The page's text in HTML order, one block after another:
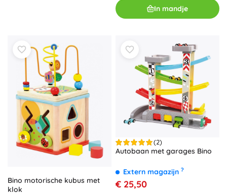
In mandje
Bino motorische kubus met
klok
(2)
Autobaan met garages Bino
Extern magazijn ?
€ 25,50